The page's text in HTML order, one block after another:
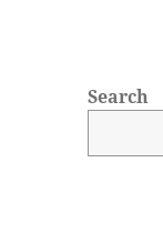
Search